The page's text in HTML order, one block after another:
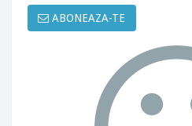
ABONEAZA-TE